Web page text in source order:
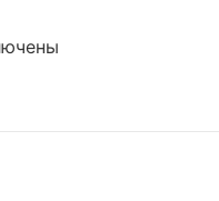
False memories